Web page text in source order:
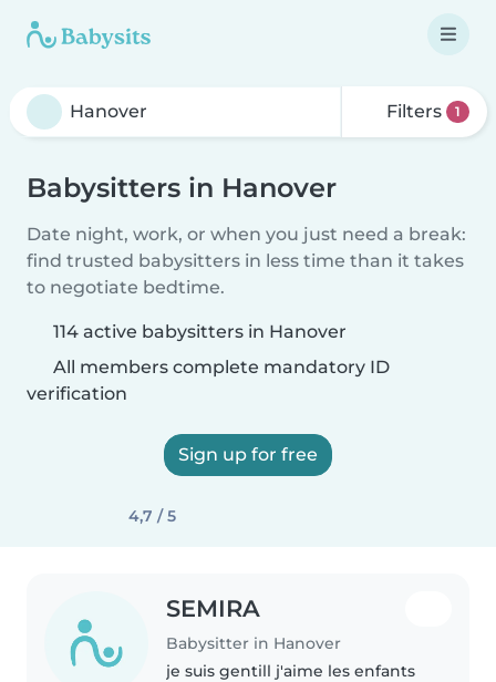
Filters 1
Babysitters in Hanover
Date night, work, or when you just need a break:
find trusted babysitters in less time than it takes
to negotiate bedtime.
114 active babysitters in Hanover
All members complete mandatory ID
verification
Sign up for free
4,7 / 5
SEMIRA
Babysitter in Hanover
je suis gentill j'aime les enfants